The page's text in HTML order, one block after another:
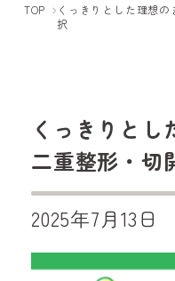
TOP
くっきりとした理想
択
くっきりとし
二重整形・切
2025年7月13日